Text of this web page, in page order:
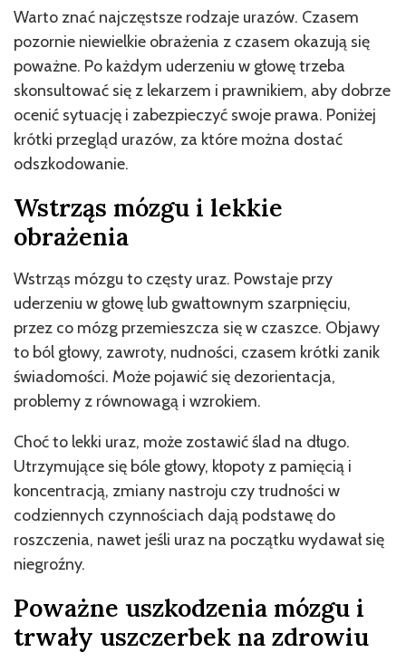
Warto znać najczęstsze rodzaje urazów. Czasem
pozornie niewielkie obrażenia z czasem okazują się
poważne. Po każdym uderzeniu w głowę trzeba
skonsultować się z lekarzem i prawnikiem, aby dobrze
ocenić sytuację i zabezpieczyć swoje prawa. Poniżej
krótki przegląd urazów, za które można dostać
odszkodowanie.
Wstrząs mózgu i lekkie
obrażenia
Wstrząs mózgu to częsty uraz. Powstaje przy
uderzeniu w głowę lub gwałtownym szarpnięciu,
przez co mózg przemieszcza się w czaszce. Objawy
to ból głowy, zawroty, nudności, czasem krótki zanik
świadomości. Może pojawić się dezorientacja,
problemy z równowagą i wzrokiem.
Choć to lekki uraz, może zostawić ślad na długo.
Utrzymujące się bóle głowy, kłopoty z pamięcią i
koncentracją, zmiany nastroju czy trudności w
codziennych czynnościach dają podstawę do
roszczenia, nawet jeśli uraz na początku wydawał się
niegroźny.
Poważne uszkodzenia mózgu i
trwały uszczerbek na zdrowiu